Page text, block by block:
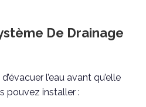
De Drainage
l’eau avant qu’elle
pouvez installer :